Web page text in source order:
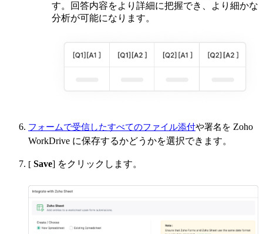
す。回答内容をより詳細に把握でき、より細かな
分析が可能になります。
フォームで受信したすべてのファイル添付や署名を Zoho
WorkDrive に保存するかどうかを選択できます。
[ Save] をクリックします。